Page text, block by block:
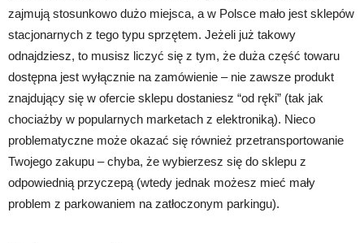
zajmują stosunkowo dużo miejsca, a w Polsce mało jest sklepów
stacjonarnych z tego typu sprzętem. Jeżeli już takowy
odnajdziesz, to musisz liczyć się z tym, że duża część towaru
dostępna jest wyłącznie na zamówienie – nie zawsze produkt
znajdujący się w ofercie sklepu dostaniesz “od ręki” (tak jak
chociażby w popularnych marketach z elektroniką). Nieco
problematyczne może okazać się również przetransportowanie
Twojego zakupu – chyba, że wybierzesz się do sklepu z
odpowiednią przyczepą (wtedy jednak możesz mieć mały
problem z parkowaniem na zatłoczonym parkingu).